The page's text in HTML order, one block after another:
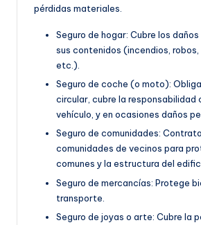
pérdidas materiales.
Seguro de hogar: Cubre los
sus contenidos (incendios, robos,
etc.).
Seguro de coche (o moto):
circular, cubre la responsabilidad
vehículo, y en ocasiones daños
Seguro de comunidades:
comunidades de vecinos para
comunes y la estructura del
Seguro de mercancías: Protege
transporte.
Seguro de joyas o arte: Cubre la